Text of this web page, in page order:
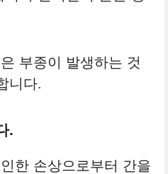
부종이 발생하는 것
니다.
.
한 손상으로부터 간을